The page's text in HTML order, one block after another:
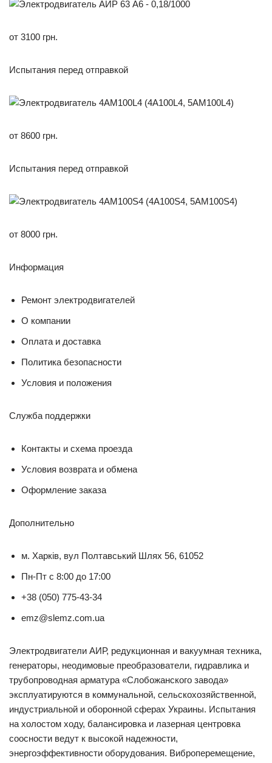
от 3100 грн.
Испытания перед отправкой
от 8600 грн.
Испытания перед отправкой
от 8000 грн.
Информация
Ремонт электродвигателей
О компании
Оплата и доставка
Политика безопасности
Условия и положения
Служба поддержки
Контакты и схема проезда
Условия возврата и обмена
Оформление заказа
Дополнительно
м. Харків, вул Полтавcький Шлях 56, 61052
Пн-Пт с 8:00 до 17:00
+38 (050) 775-43-34
emz@slemz.com.ua
Электродвигатели АИР, редукционная и вакуумная техника,
генераторы, неодимовые преобразователи, гидравлика и
трубопроводная арматура «Слобожанского завода»
эксплуатируются в коммунальной, сельскохозяйственной,
индустриальной и оборонной сферах Украины. Испытания
на холостом ходу, балансировка и лазерная центровка
соосности ведут к высокой надежности,
энергоэффективности оборудования. Виброперемещение,